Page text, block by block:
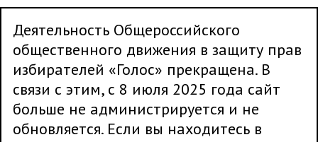
Деятельность Общероссийского
общественного движения в защиту прав
избирателей «Голос» прекращена. В
связи с этим, с 8 июля 2025 года сайт
больше не администрируется и не
обновляется. Если вы находитесь в